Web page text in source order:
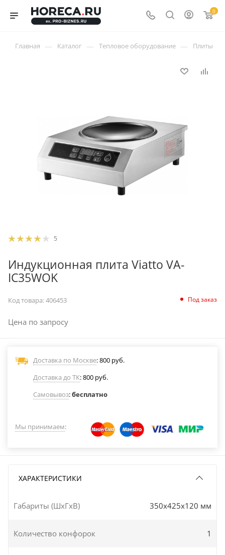
0
Главная — Каталог — Тепловое оборудование — Плиты
5
Индукционная плита Viatto VA-
IC35WOK
Код товара:406453 Под заказ
Цена по запросу
Доставка по Москве: 800 руб.
Доставка до ТК: 800 руб.
Самовывоз:бесплатно
Мы принимаем:
ХАРАКТЕРИСТИКИ
Габариты (ШxГxВ) 350x425x120 мм
Количество конфорок 1